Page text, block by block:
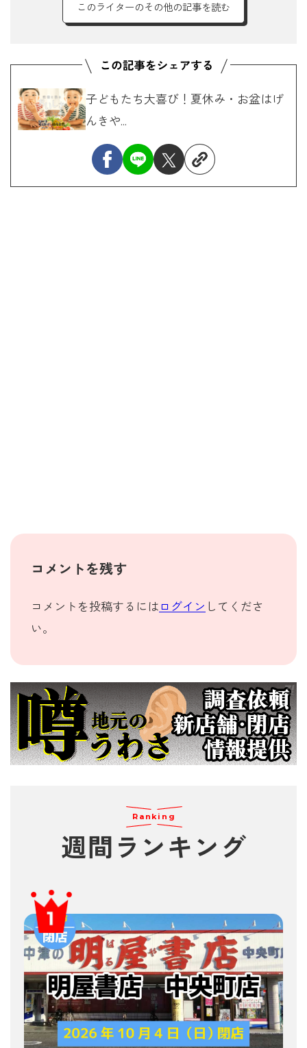
このライターのその他の記事を読む
子どもたち大喜び！夏休み・お盆はげ
んきや...
コメントを残す
コメントを投稿するには ログイン してくださ
い。
Ranking
週間 ランキング